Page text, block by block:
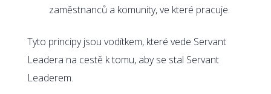
zaměstnanců a komunity, ve které pracuje.
Tyto principy jsou vodítkem, které vede Servant
Leadera na cestě k tomu, aby se stal Servant
Leaderem.